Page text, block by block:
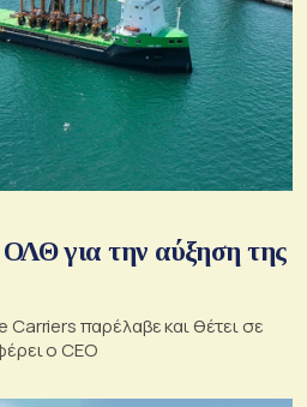
για την αύξηση της
Carriers παρέλαβε και θέτει σε
ο CEO